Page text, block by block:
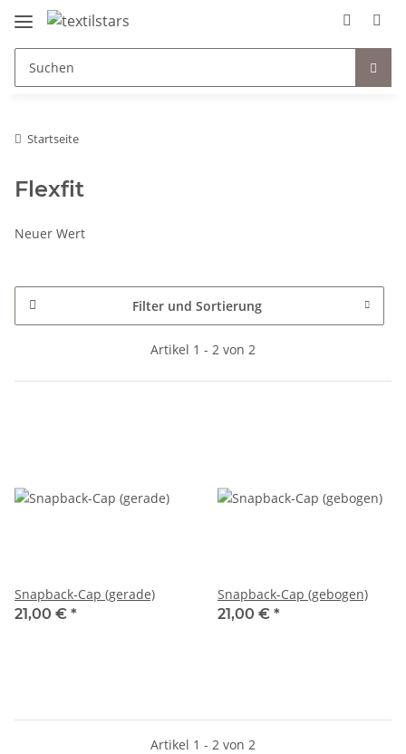
Startseite
Flexfit
Neuer Wert
Filter und Sortierung
Artikel 1 - 2 von 2
Snapback-Cap (gerade)
21,00 € *
Snapback-Cap (gebogen)
21,00 € *
Artikel 1 - 2 von 2